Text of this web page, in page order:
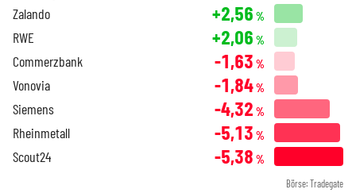
Zalando +2,56 %
RWE +2,06 %
Commerzbank -1,63 %
Vonovia -1,84%
Siemens -4,32 %
Rheinmetall -5,13 %
Scout24 -5,38 %
Börse: Tradegate